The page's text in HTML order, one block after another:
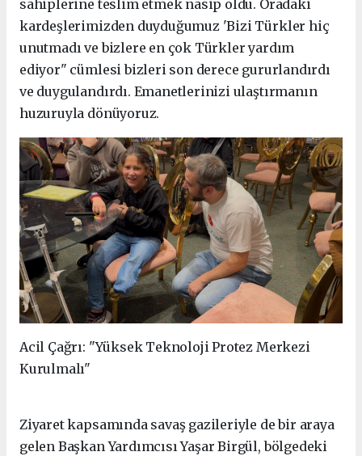
sahiplerine teslim etmek nasip oldu. Oradaki
kardeşlerimizden duyduğumuz 'Bizi Türkler hiç
unutmadı ve bizlere en çok Türkler yardım
ediyor" cümlesi bizleri son derece gururlandırdı
ve duygulandırdı. Emanetlerinizi ulaştırmanın
huzuruyla dönüyoruz.
Acil Çağrı: "Yüksek Teknoloji Protez Merkezi
Kurulmalı"
Ziyaret kapsamında savaş gazileriyle de bir araya
gelen Başkan Yardımcısı Yaşar Birgül, bölgedeki